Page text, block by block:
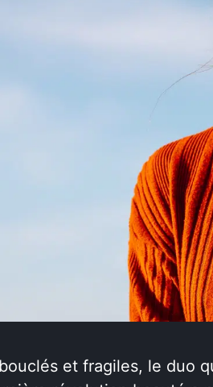
et fragiles, le duo